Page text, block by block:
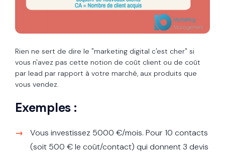
Rien ne sert de dire le "marketing digital c'est cher" si
vous n'avez pas cette notion de coût client ou de coût
par lead par rapport à votre marché, aux produits que
vous vendez.
Exemples :
Vous investissez 5000 €/mois. Pour 10 contacts
(soit 500 € le coût/contact) qui donnent 3 devis